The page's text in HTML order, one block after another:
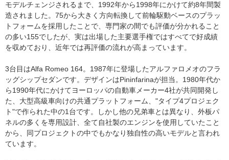
モデルチェンジされるまで、1992年から1998年にかけて約8年間製
造されました。75から大きく方向転換して前輪駆動ベースのプラッ
トフォームを採用したことで、専門家の間でも評価が分かれること
の多い155でしたが、実は出場した主要選手権ではすべてで好成績
を収めており、近年では再評価の流れが高まっています。
3台目はAlfa Romeo 164。1987年に登場したアルファロメオのフラ
ッグシップセダンです。デザインはPininfarinaが担当。1980年代か
ら1990年代にかけてヨーロッパの自動車メーカー4社が共同開発し
た、大型高級車向けの共通プラットフォーム、"タイプ4プロジェク
ト"で作られた中の1台です。しかし他の兄弟車とは異なり、外板パ
ネルの多くを専用設計、全て自社製のエンジンを使用していたこと
から、同プロジェクトの中でもかなり独自性の高いモデルと言われ
ています。